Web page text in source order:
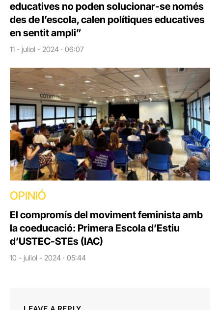
educatives no poden solucionar-se només
des de l’escola, calen polítiques educatives
en sentit ampli”
11 - juliol - 2024 · 06:07
OPINIÓ
El compromís del moviment feminista amb
la coeducació: Primera Escola d’Estiu
d’USTEC-STEs (IAC)
10 - juliol - 2024 · 05:44